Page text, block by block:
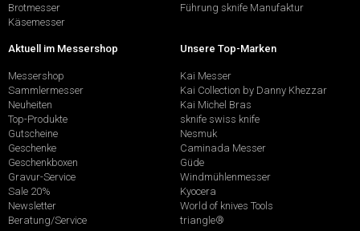
Brotmesser
Käsemesser
Führung sknife Manufaktur
Aktuell im Messershop
Messershop
Sammlermesser
Neuheiten
Top-Produkte
Gutscheine
Geschenke
Geschenkboxen
Gravur-Service
Sale 20%
Newsletter
Beratung/Service
Unsere Top-Marken
Kai Messer
Kai Collection by Danny Khezzar
Kai Michel Bras
sknife swiss knife
Nesmuk
Caminada Messer
Güde
Windmühlenmesser
Kyocera
World of knives Tools
triangle®